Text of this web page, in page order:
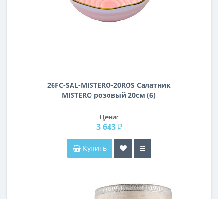
26FC-SAL-MISTERO-20ROS Салатник
MISTERO розовый 20см (6)
Цена:
3 643 ₽
Купить